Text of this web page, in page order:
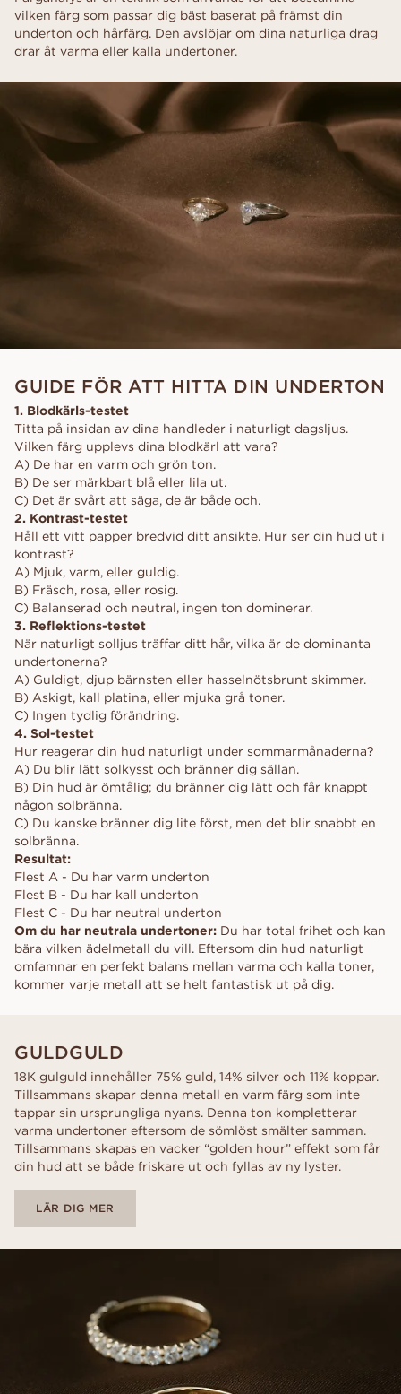
vilken färg som passar dig bäst baserat på främst din
underton och hårfärg. Den avslöjar om dina naturliga drag
drar åt varma eller kalla undertoner.
GUIDE FÖR ATT HITTA DIN UNDERTON
1. Blodkärls-testet
Titta på insidan av dina handleder i naturligt dagsljus.
Vilken färg upplevs dina blodkärl att vara?
A) De har en varm och grön ton.
B) De ser märkbart blå eller lila ut.
C) Det är svårt att säga, de är både och.
2. Kontrast-testet
Håll ett vitt papper bredvid ditt ansikte. Hur ser din hud ut i
kontrast?
A) Mjuk, varm, eller guldig.
B) Fräsch, rosa, eller rosig.
C) Balanserad och neutral, ingen ton dominerar.
3. Reflektions-testet
När naturligt solljus träffar ditt hår, vilka är de dominanta
undertonerna?
A) Guldigt, djup bärnsten eller hasselnötsbrunt skimmer.
B) Askigt, kall platina, eller mjuka grå toner.
C) Ingen tydlig förändring.
4. Sol-testet
Hur reagerar din hud naturligt under sommarmånaderna?
A) Du blir lätt solkysst och bränner dig sällan.
B) Din hud är ömtålig; du bränner dig lätt och får knappt
någon solbränna.
C) Du kanske bränner dig lite först, men det blir snabbt en
solbränna.
Resultat:
Flest A - Du har varm underton
Flest B - Du har kall underton
Flest C - Du har neutral underton
Om du har neutrala undertoner: Du har total frihet och kan
bära vilken ädelmetall du vill. Eftersom din hud naturligt
omfamnar en perfekt balans mellan varma och kalla toner,
kommer varje metall att se helt fantastisk ut på dig.
GULDGULD
18K gulguld innehåller 75% guld, 14% silver och 11% koppar.
Tillsammans skapar denna metall en varm färg som inte
tappar sin ursprungliga nyans. Denna ton kompletterar
varma undertoner eftersom de sömlöst smälter samman.
Tillsammans skapas en vacker “golden hour” effekt som får
din hud att se både friskare ut och fyllas av ny lyster.
LÄR DIG MER